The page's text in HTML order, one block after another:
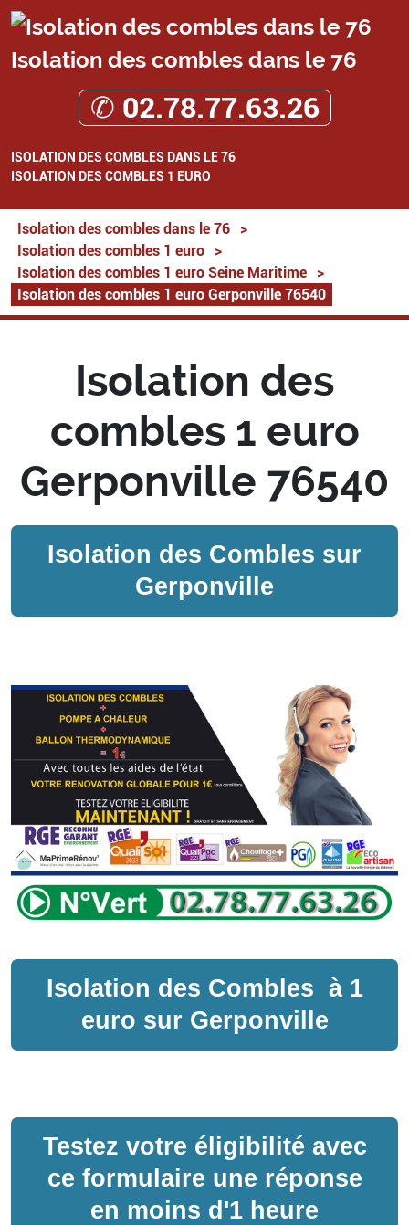
Isolation des combles dans le 76
✆ 02.78.77.63.26
ISOLATION DES COMBLES DANS LE 76
ISOLATION DES COMBLES 1 EURO
Isolation des combles dans le 76
>
Isolation des combles 1 euro
>
Isolation des combles 1 euro Seine Maritime
>
Isolation des combles 1 euro Gerponville 76540
Isolation des
combles 1 euro
Gerponville 76540
Isolation des Combles sur
Gerponville
Isolation des Combles à 1
euro sur Gerponville
Testez votre éligibilité avec
ce formulaire une réponse
en moins d'1 heure